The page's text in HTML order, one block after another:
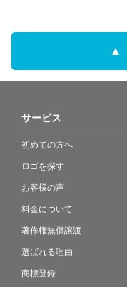
サービス
初めての方へ
ロゴを探す
お客様の声
料金について
著作権無償譲渡
選ばれる理由
商標登録